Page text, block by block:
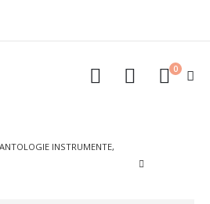
0
INSTRUMENTE,